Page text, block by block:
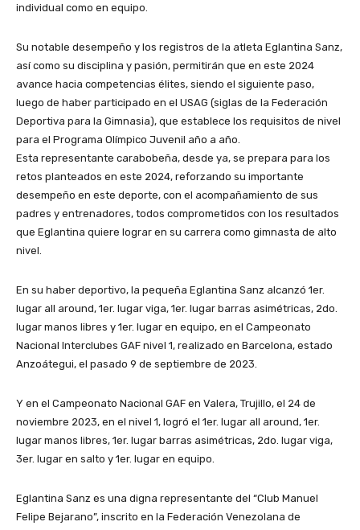
individual como en equipo.
Su notable desempeño y los registros de la atleta Eglantina Sanz,
así como su disciplina y pasión, permitirán que en este 2024
avance hacia competencias élites, siendo el siguiente paso,
luego de haber participado en el USAG (siglas de la Federación
Deportiva para la Gimnasia), que establece los requisitos de nivel
para el Programa Olímpico Juvenil año a año.
Esta representante carabobeña, desde ya, se prepara para los
retos planteados en este 2024, reforzando su importante
desempeño en este deporte, con el acompañamiento de sus
padres y entrenadores, todos comprometidos con los resultados
que Eglantina quiere lograr en su carrera como gimnasta de alto
nivel.
En su haber deportivo, la pequeña Eglantina Sanz alcanzó 1er.
lugar all around, 1er. lugar viga, 1er. lugar barras asimétricas, 2do.
lugar manos libres y 1er. lugar en equipo, en el Campeonato
Nacional Interclubes GAF nivel 1, realizado en Barcelona, estado
Anzoátegui, el pasado 9 de septiembre de 2023.
Y en el Campeonato Nacional GAF en Valera, Trujillo, el 24 de
noviembre 2023, en el nivel 1, logró el 1er. lugar all around, 1er.
lugar manos libres, 1er. lugar barras asimétricas, 2do. lugar viga,
3er. lugar en salto y 1er. lugar en equipo.
Eglantina Sanz es una digna representante del “Club Manuel
Felipe Bejarano”, inscrito en la Federación Venezolana de